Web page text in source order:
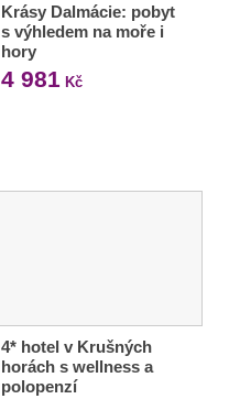
Krásy Dalmácie: pobyt
s výhledem na moře i
hory
4 981 Kč
4* hotel v Krušných
horách s wellness a
polopenzí